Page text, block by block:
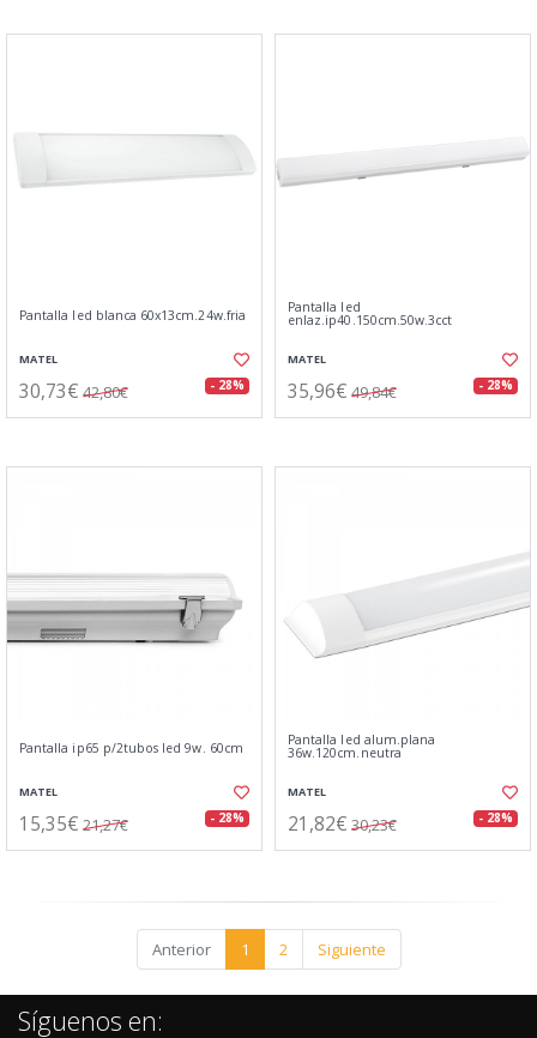
Pantalla led blanca 60x13cm.24w.fria
MATEL
30,73€ 42,80€ - 28%
Pantalla led
enlaz.ip40.150cm.50w.3cct
MATEL
35,96€ 49,84€ - 28%
Pantalla ip65 p/2tubos led 9w. 60cm
MATEL
15,35€ 21,27€ - 28%
Pantalla led alum.plana
36w.120cm.neutra
MATEL
21,82€ 30,23€ - 28%
Anterior 1 2 Siguiente
Síguenos en: